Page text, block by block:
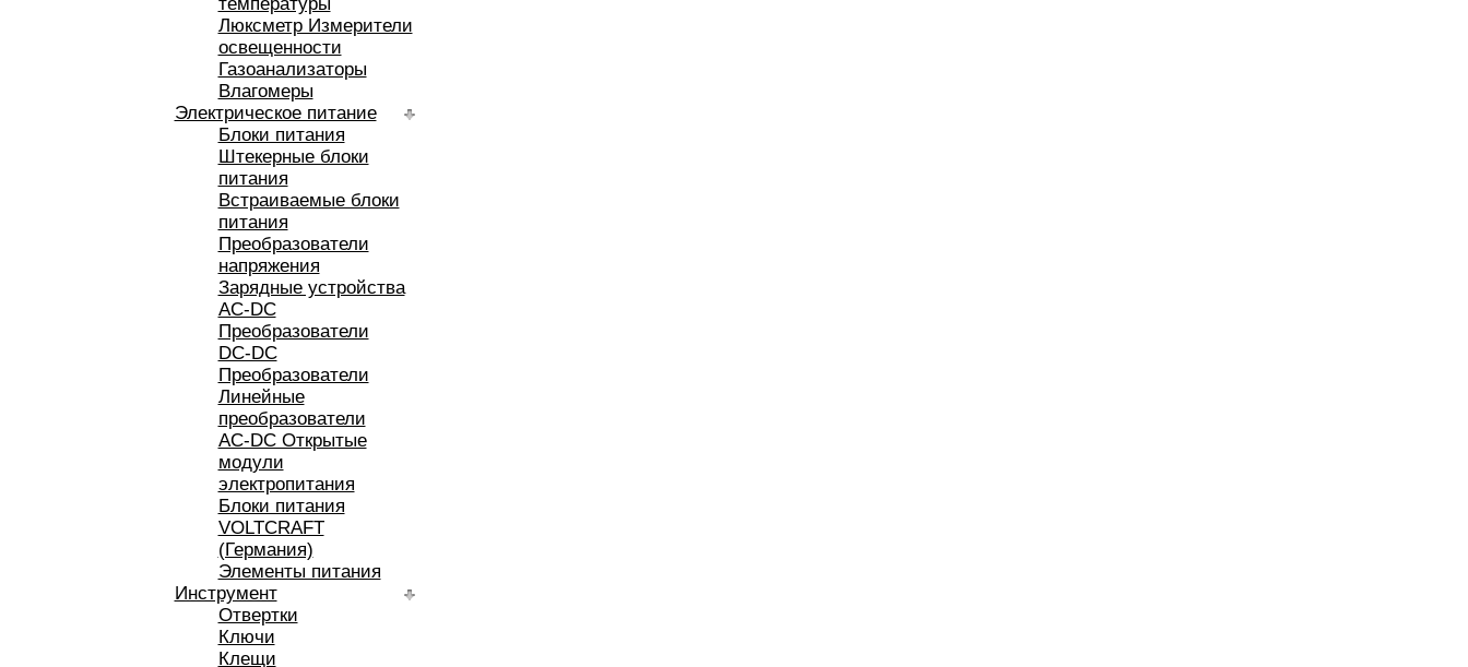
Люксметр Измерители
освещенности
Газоанализаторы
Влагомеры
Электрическое питание
Блоки питания
Штекерные блоки
питания
Встраиваемые блоки
питания
Преобразователи
напряжения
Зарядные устройства
AC-DC
Преобразователи
DC-DC
Преобразователи
Линейные
преобразователи
AC-DC Открытые
модули
электропитания
Блоки питания
VOLTCRAFT
(Германия)
Элементы питания
Инструмент
Отвертки
Ключи
Клещи